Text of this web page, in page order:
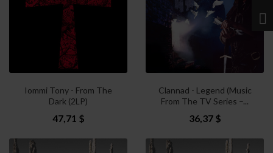
Iommi Tony - From The
Dark (2LP)
47,71 $
Clannad - Legend (Music
From The TV Series –...
36,37 $